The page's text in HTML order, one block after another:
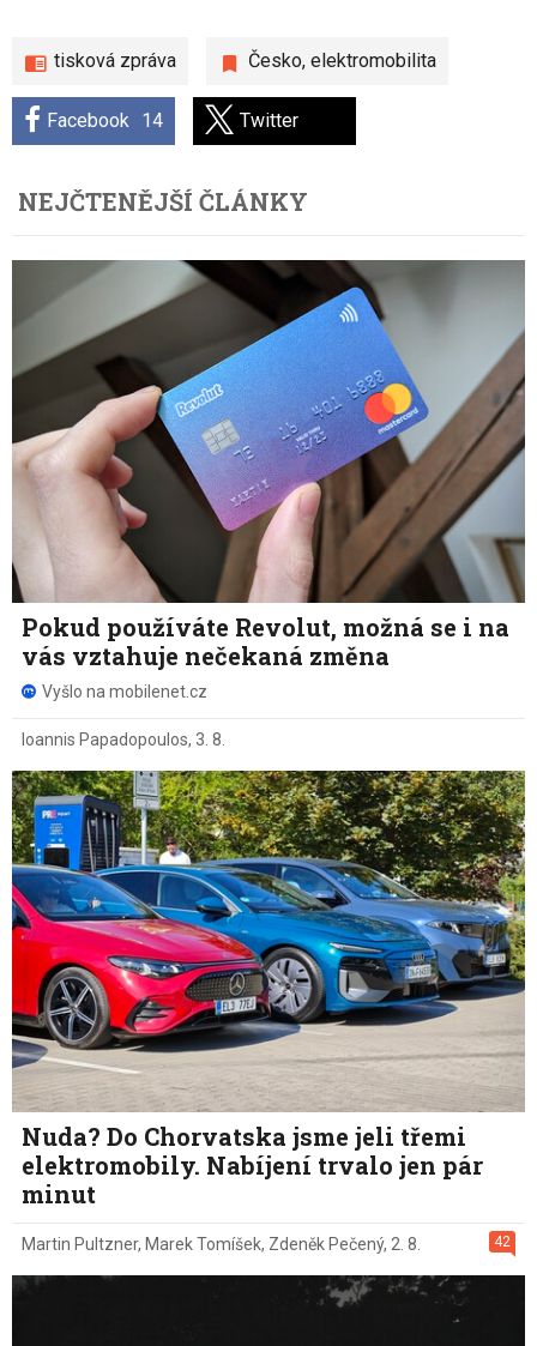
tisková zpráva Česko, elektromobilita
Facebook 14 Twitter
NEJČTENĚJŠÍ ČLÁNKY
Pokud používáte Revolut, možná se i na
vás vztahuje nečekaná změna
Vyšlo na mobilenet.cz
Ioannis Papadopoulos, 3. 8.
Nuda? Do Chorvatska jsme jeli třemi
elektromobily. Nabíjení trvalo jen pár
minut
42
Martin Pultzner, Marek Tomíšek, Zdeněk Pečený, 2. 8.